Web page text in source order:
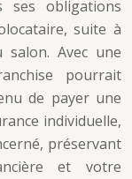
obligations
suite à
Avec une
pourrait
de payer une
individuelle,
préservant
et votre